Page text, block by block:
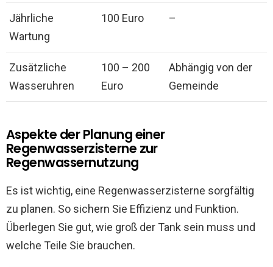
Jährliche
Wartung
100 Euro –
Zusätzliche
Wasseruhren
100 – 200
Euro
Abhängig von der
Gemeinde
Aspekte der Planung einer
Regenwasserzisterne zur
Regenwassernutzung
Es ist wichtig, eine Regenwasserzisterne sorgfältig
zu planen. So sichern Sie Effizienz und Funktion.
Überlegen Sie gut, wie groß der Tank sein muss und
welche Teile Sie brauchen.